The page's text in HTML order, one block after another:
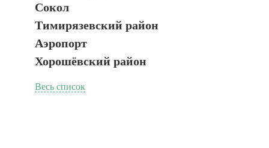
Сокол
Тимирязевский район
Аэропорт
Хорошёвский район
Весь список